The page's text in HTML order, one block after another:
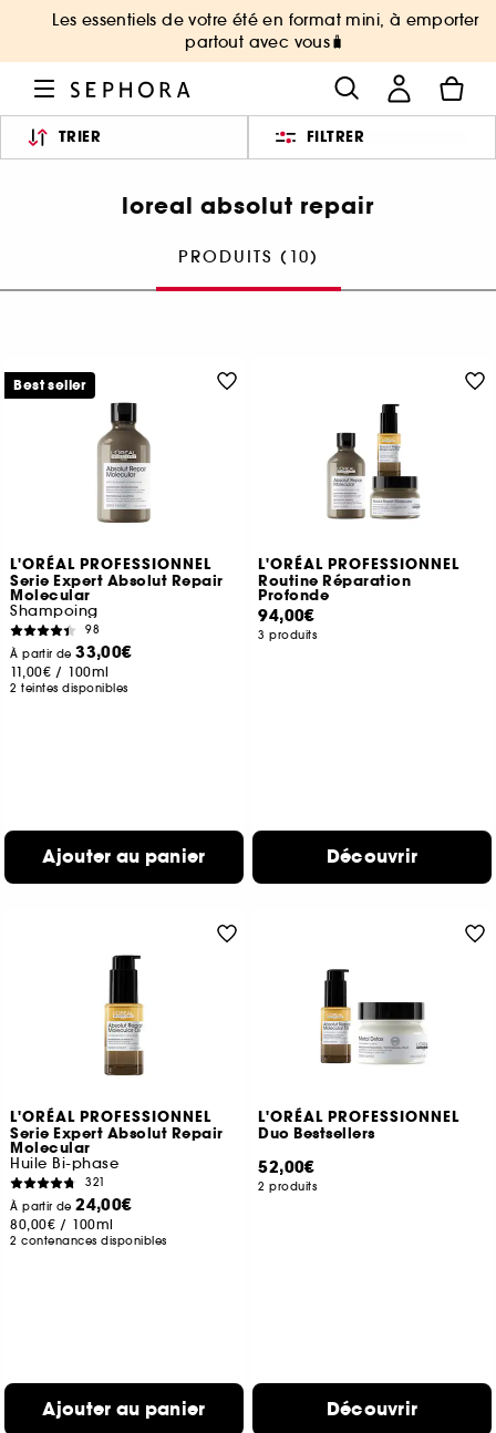
Les essentiels de votre été en format mini, à emporter
partout avec vous🧳
TRIER FILTRER
loreal absolut repair
PRODUITS (10)
L'ORÉAL PROFESSIONNEL
Serie Expert Absolut Repair
Molecular
Shampoing
98
À partir de33,00€
11,00€ / 100ml
2 teintes disponibles
Ajouter au panier
Best seller
L'ORÉAL PROFESSIONNEL
Routine Réparation
Profonde
94,00€
3 produits
Découvrir
L'ORÉAL PROFESSIONNEL
Serie Expert Absolut Repair
Molecular
Huile Bi-phase
321
À partir de24,00€
80,00€ / 100ml
2 contenances disponibles
Ajouter au panier
L'ORÉAL PROFESSIONNEL
Duo Bestsellers
52,00€
2 produits
Découvrir